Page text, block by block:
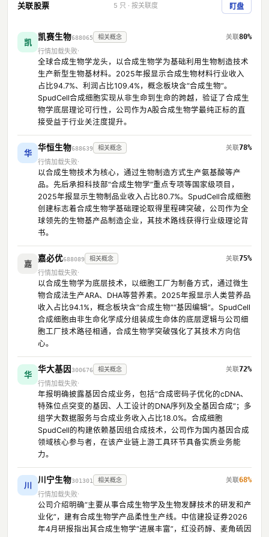
关联股票 5 只 · 按关联度 盯盘
凯
凯赛生物688065 相关概念
80%
行情加载失败
全球合成生物学龙头，以合成生物学为基础利用生物制造技术
生产新型生物基材料。2025年报显示合成生物材料行业收入
占比94.7%、利润占比109.4%，概念板块含“合成生物”。
SpudCell合成细胞实现从非生命到生命的跨越，验证了合成生
物学底层理论可行性，公司作为A股合成生物学最纯正标的直
接受益于行业关注度提升。
华
华恒生物688639 相关概念
78%
行情加载失败
以合成生物技术为核心，通过生物制造方式生产氨基酸等产
品。先后承担科技部“合成生物学”重点专项等国家级项目，
2025年报显示生物制品业收入占比80.7%。SpudCell合成细胞
创建标志着合成生物学基础理论取得里程碑突破，公司作为全
球领先的生物基产品制造企业，其技术路线获得行业级理论背
书。
嘉
嘉必优688089 相关概念
75%
行情加载失败
以合成生物学为底层技术，以细胞工厂为制备方式，通过微生
物合成法生产ARA、DHA等营养素。2025年报显示人类营养品
收入占比94.1%，概念板块含“合成生物”“基因编辑”。SpudCell
合成细胞由非生命化学成分组装成生命体的底层逻辑与公司细
胞工厂技术路径相通，合成生物学突破强化了其技术方向信
心。
华
华大基因300676 相关概念
72%
行情加载失败
年报明确披露基因合成业务，包括“合成密码子优化的cDNA、
特殊位点突变的基因、人工设计的DNA序列及全基因合成”；多
组学大数据服务与合成业务收入占比18.0%。合成细胞
SpudCell的构建依赖基因组合成技术，公司作为国内基因合成
领域核心参与者，在该产业链上游工具环节具备实质业务能
力。
川
川宁生物301301 相关概念
68%
行情加载失败
公司介绍明确“主要从事合成生物学及生物发酵技术的研发和产
业化”，建有合成生物学产品柔性生产线。中信建投证券2026
年4月研报指出其合成生物学“进展丰富”，红没药醇、麦角硫因